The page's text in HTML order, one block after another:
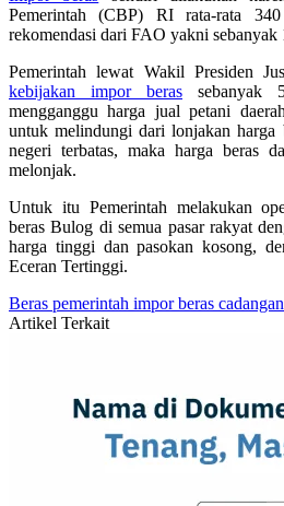
Pemerintah (CBP) RI rata-rata
rekomendasi dari FAO yakni sebanyak
Pemerintah lewat Wakil Presiden
kebijakan impor beras sebanyak
mengganggu harga jual petani
untuk melindungi dari lonjakan harga
negeri terbatas, maka harga beras
melonjak.
Untuk itu Pemerintah melakukan
beras Bulog di semua pasar rakyat
harga tinggi dan pasokan kosong,
Eceran Tertinggi.
Beras pemerintah impor beras
Artikel Terkait